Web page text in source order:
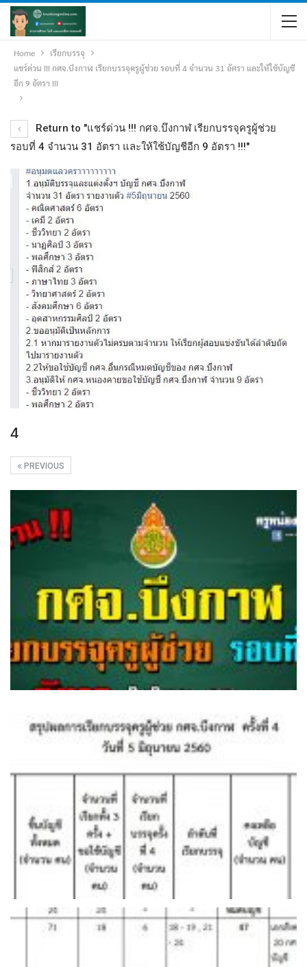
Home
เรียกบรรจุ
แชร์ด่วน !!! กศจ.บึงกาฬ เรียกบรรจุครูผู้ช่วย รอบที่ 4 จำนวน 31 อัตรา และให้ใช้บัญชี
อีก 9 อัตรา !!!
Return to "แชร์ด่วน !!! กศจ.บึงกาฬ เรียกบรรจุครูผู้ช่วย
รอบที่ 4 จำนวน 31 อัตรา และให้ใช้บัญชีอีก 9 อัตรา !!!"
4
PREVIOUS